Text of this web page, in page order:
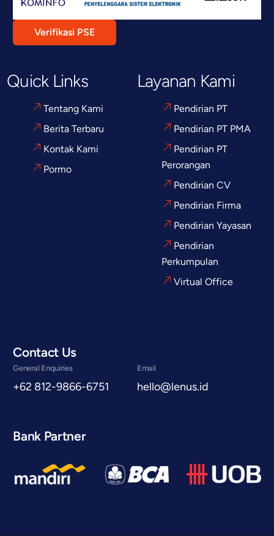
Verifikasi PSE
Quick Links
Tentang Kami
Berita Terbaru
Kontak Kami
Pormo
Layanan Kami
Pendirian PT
Pendirian PT PMA
Pendirian PT
Perorangan
Pendirian CV
Pendirian Firma
Pendirian Yayasan
Pendirian
Perkumpulan
Virtual Office
Contact Us
General Enquiries
+62 812-9866-6751
Email
hello@lenus.id
Bank Partner